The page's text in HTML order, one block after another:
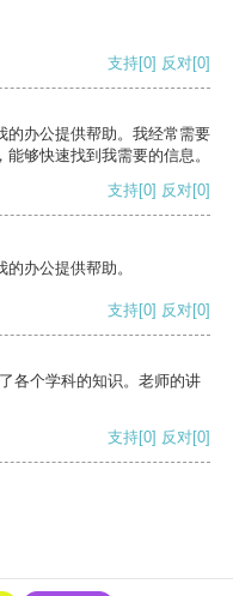
支持[0] 反对[0]
的办公提供帮助。我经常需要
够快速找到我需要的信息。
支持[0] 反对[0]
办公提供帮助。
支持[0] 反对[0]
各个学科的知识。老师的讲
支持[0] 反对[0]